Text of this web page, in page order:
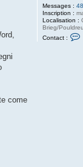
Messages :
Inscription :
Localisation :
Brieg/
Contact :
come